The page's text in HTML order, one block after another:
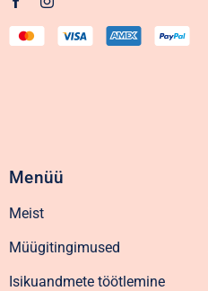
Menüü
Meist
Müügitingimused
Isikuandmete töötlemine